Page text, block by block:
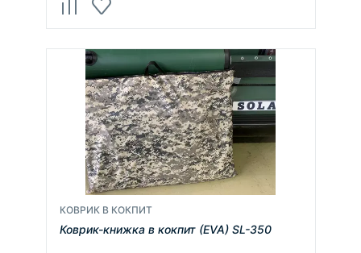
КОВРИК В КОКПИТ
Коврик-книжка в кокпит (EVA) SL-350